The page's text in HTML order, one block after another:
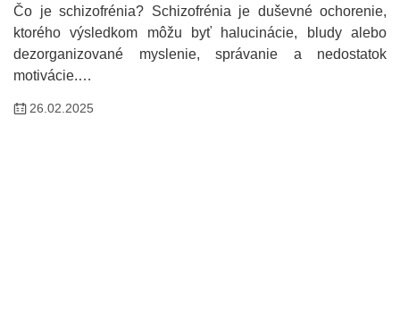
Čo je schizofrénia? Schizofrénia je duševné ochorenie,
ktorého výsledkom môžu byť halucinácie, bludy alebo
dezorganizované myslenie, správanie a nedostatok
motivácie.…
26.02.2025